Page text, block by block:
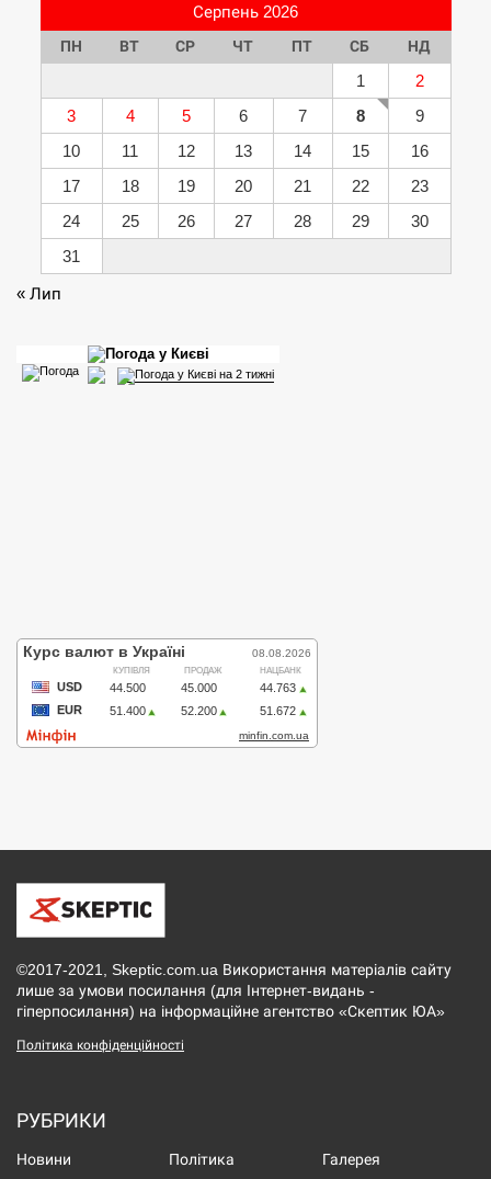
Серпень 2026
ПН ВТ СР ЧТ ПТ СБ НД
1
2
3
4 5 6 7 8
9
10
11 12 13 14 15
16
17
18 19 20 21 22
23
24
25 26 27 28 29
30
31
« Лип
©2017-2021, Skeptic.com.ua Використання матеріалів сайту
лише за умови посилання (для Інтернет-видань -
гіперпосилання) на інформаційне агентство «Скептик ЮА»
Політика конфіденційності
РУБРИКИ
Новини Політика Галерея